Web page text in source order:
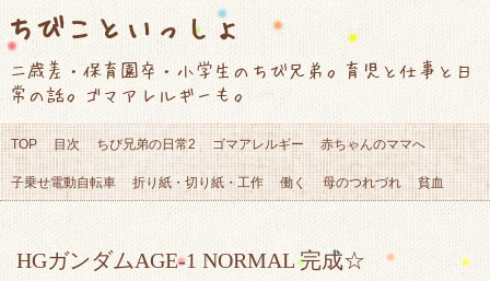
ちびこといっしょ
二歳差・保育園卒・小学生のちび兄弟。育児と仕事と日
常の話。ゴマアレルギーも。
TOP 目次 ちび兄弟の日常2 ゴマアレルギー 赤ちゃんのママへ
子乗せ電動自転車 折り紙・切り紙・工作 働く 母のつれづれ 貧血
HGガンダムAGE-1 NORMAL 完成☆